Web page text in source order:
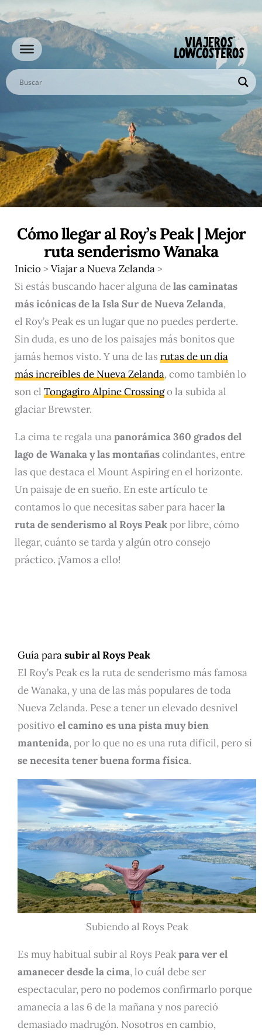
al
contenido
Cómo llegar al Roy’s Peak | Mejor
ruta senderismo Wanaka
Inicio>Viajar a Nueva Zelanda>
Si estás buscando hacer alguna delas caminatas
más icónicas de la Isla Sur de Nueva Zelanda,
el Roy’s Peak es un lugar que no puedes perderte.
Sin duda, es uno de los paisajes más bonitos que
jamás hemos visto. Y una de las rutas de un día
más increíbles de Nueva Zelanda, como también lo
son el Tongagiro Alpine Crossingo la subida al
glaciar Brewster.
La cima te regala unapanorámica 360 grados del
lago de Wanaka y las montañascolindantes, entre
las que destaca el Mount Aspiring en el horizonte.
Un paisaje de en sueño. En este artículo te
contamos lo que necesitas saber para hacerla
ruta de senderismo al Roys Peakpor libre, cómo
llegar, cuánto se tarda y algún otro consejo
práctico. ¡Vamos a ello!
Guía parasubir al Roys Peak
El Roy’s Peak es la ruta de senderismo más famosa
de Wanaka, y una de las más populares de toda
Nueva Zelanda. Pese a tener un elevado desnivel
positivoel camino es una pista muy bien
mantenida, por lo que no es una ruta difícil, pero sí
se necesita tener buena forma física.
Subiendo al Roys Peak
Es muy habitual subir al Roys Peakpara ver el
amanecer desde la cima, lo cuál debe ser
espectacular, pero no podemos confirmarlo porque
amanecía a las 6 de la mañana y nos pareció
demasiado madrugón. Nosotros en cambio,